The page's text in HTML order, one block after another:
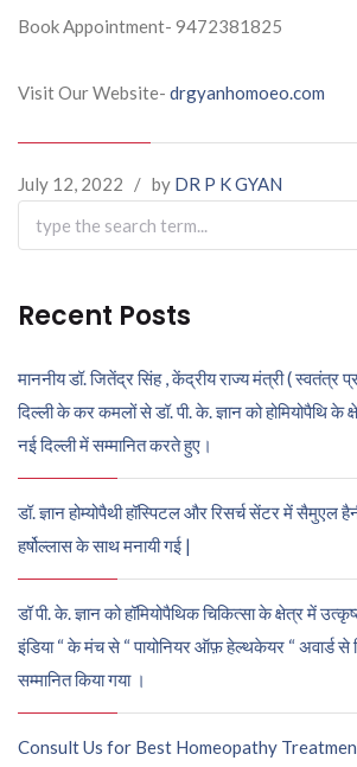
Book Appointment- 9472381825
Visit Our Website- drgyanhomoeo.com
July 12, 2022 / by DR P K GYAN
Search
for:
Recent Posts
माननीय डॉ. जितेंद्र सिंह , केंद्रीय राज्य मंत्री ( स्वतंत्र
दिल्ली के कर कमलों से डॉ. पी. के. ज्ञान को होमियोपैथि के
नई दिल्ली में सम्मानित करते हुए।
डॉ. ज्ञान होम्योपैथी हॉस्पिटल और रिसर्च सेंटर में सैमुएल
हर्षोल्लास के साथ मनायी गई |
डॉ पी. के. ज्ञान को हॉमियोपैथिक चिकित्सा के क्षेत्र में
इंडिया “ के मंच से “ पायोनियर ऑफ़ हेल्थकेयर “ अवार्ड
सम्मानित किया गया ।
Consult Us for Best Homeopathy